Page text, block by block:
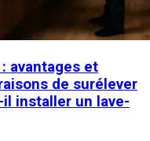
avantages et
de surélever
installer un lave-